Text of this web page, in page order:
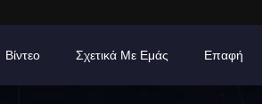
Βίντεο Σχετικά Με Εμάς Επαφή